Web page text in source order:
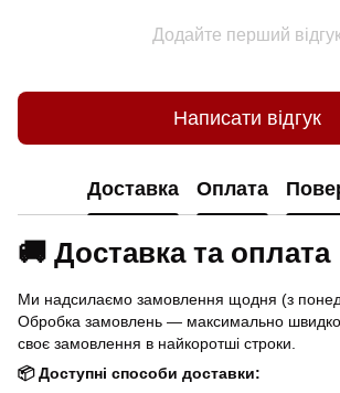
Додайте перший
Написати відгук
Доставка Оплата
🚚 Доставка та оплата
Ми надсилаємо замовлення щодня (з
Обробка замовлень — максимально
своє замовлення в найкоротші строки.
📦 Доступні способи доставки: